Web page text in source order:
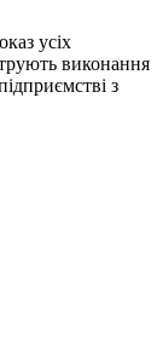
усіх
виконання
з